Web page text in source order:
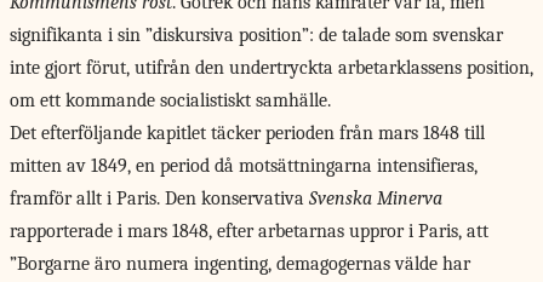
signifikanta i sin ”diskursiva position”: de talade som svenskar
inte gjort förut, utifrån den undertryckta arbetarklassens position,
om ett kommande socialistiskt samhälle.
Det efterföljande kapitlet täcker perioden från mars 1848 till
mitten av 1849, en period då motsättningarna intensifieras,
framför allt i Paris. Den konservativa Svenska Minerva
rapporterade i mars 1848, efter arbetarnas uppror i Paris, att
”Borgarne äro numera ingenting, demagogernas välde har